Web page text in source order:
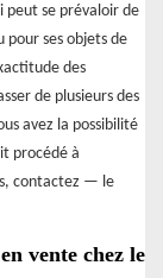
peut se prévaloir de
pour ses objets de
des
de plusieurs des
avez la possibilité
procédé à
contactez — le
vente chez le